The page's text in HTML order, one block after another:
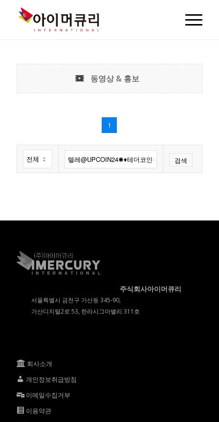
동영상 & 홍보
1
검색
주식회사아이머큐리
서울특별시 금천구 가산동 345-90,
가산디지털2로 53, 한라시그마밸리 311호
회사소개
개인정보취급방침
이메일수집거부
이용약관